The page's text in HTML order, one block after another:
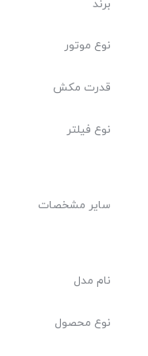
برند
نوع موتور
قدرت مکش
نوع فیلتر
سایر مشخصات
نام مدل
نوع محصول